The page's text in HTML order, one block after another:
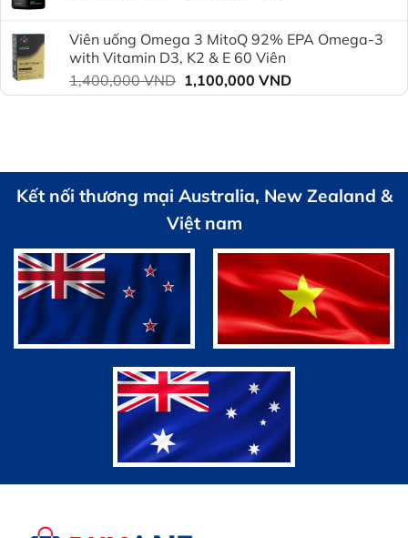
2,350,000 VND.là:
Viên uống Omega 3 MitoQ 92% EPA Omega-3
with Vitamin D3, K2 & E 60 Viên
1,400,000VND Giá
gốc
1,100,000 VNDGiá
hiện
Kết nối thương mại Australia, New Zealand &
Việt nam